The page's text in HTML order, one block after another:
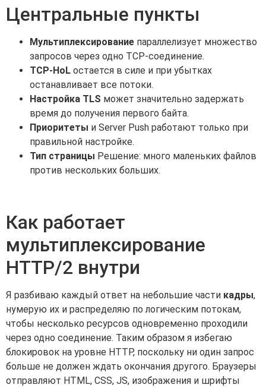
Центральные пункты
Мультиплексирование параллелизует множество
запросов через одно TCP-соединение.
TCP-HoL остается в силе и при убытках
останавливает все потоки.
Настройка TLS может значительно задержать
время до получения первого байта.
Приоритеты и Server Push работают только при
правильной настройке.
Тип страницы Решение: много маленьких файлов
против нескольких больших.
Как работает
мультиплексирование
HTTP/2 внутри
Я разбиваю каждый ответ на небольшие части кадры,
нумерую их и распределяю по логическим потокам,
чтобы несколько ресурсов одновременно проходили
через одно соединение. Таким образом я избегаю
блокировок на уровне HTTP, поскольку ни один запрос
больше не должен ждать окончания другого. Браузеры
отправляют HTML, CSS, JS, изображения и шрифты